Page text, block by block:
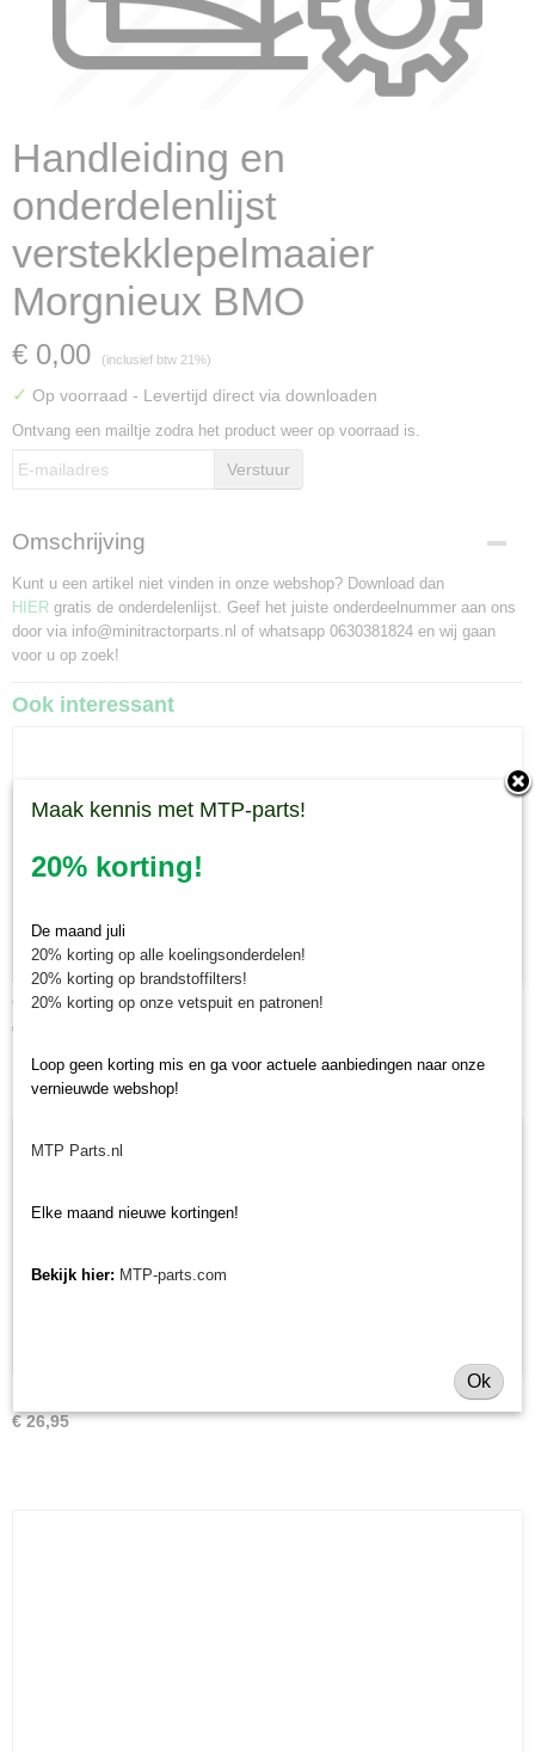
Handleiding en
onderdelenlijst
verstekklepelmaaier
Morgnieux BMO
€ 0,00 (inclusief btw 21%)
✓ Op voorraad - Levertijd direct via downloaden
Ontvang een mailtje zodra het product weer op voorraad is.
Verstuur
Omschrijving
Kunt u een artikel niet vinden in onze webshop? Download dan
HIER gratis de onderdelenlijst. Geef het juiste onderdeelnummer aan ons
door via info@minitractorparts.nl of whatsapp 0630381824 en wij gaan
voor u op zoek!
Ook interessant
Verf Kubota kleuren
€ 31,58
€ 26,95
Maak kennis met MTP-parts!
20% korting!
De maand juli
20% korting op alle koelingsonderdelen!
20% korting op brandstoffilters!
20% korting op onze vetspuit en patronen!
Loop geen korting mis en ga voor actuele aanbiedingen naar onze
vernieuwde webshop!
MTP Parts.nl
Elke maand nieuwe kortingen!
Bekijk hier: MTP-parts.com
Ok